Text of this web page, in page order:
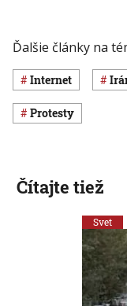
Ďalšie články na
internet
protesty
Čítajte tiež
Svet